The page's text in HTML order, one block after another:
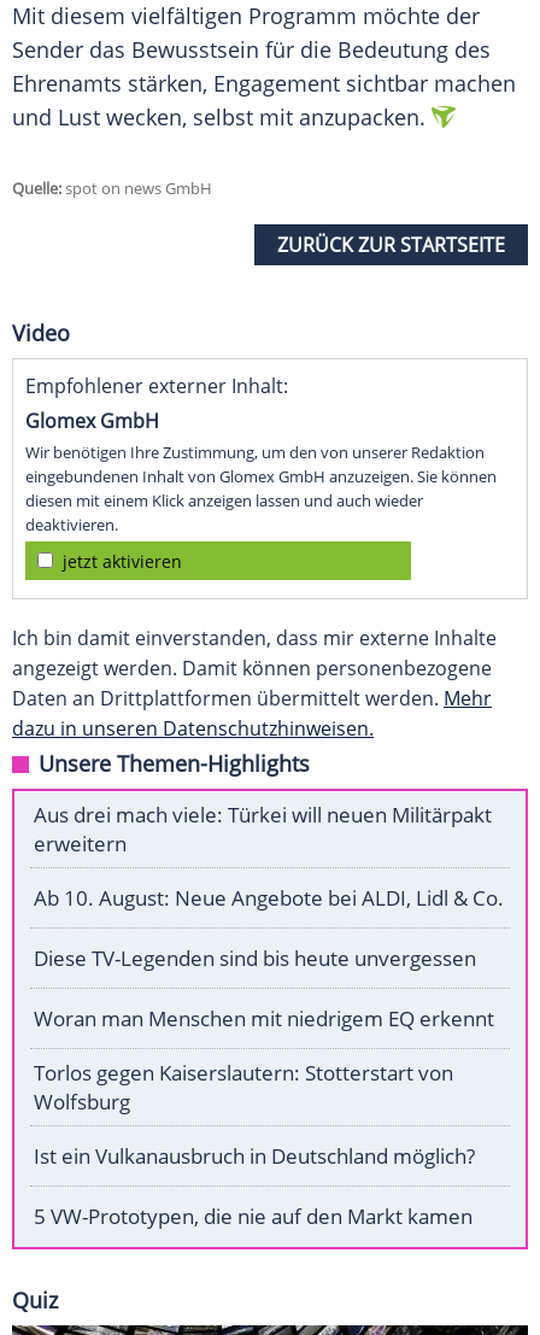
Mit diesem vielfältigen Programm möchte der
Sender das Bewusstsein für die Bedeutung des
Ehrenamts stärken, Engagement sichtbar machen
und Lust wecken, selbst mit anzupacken.
Quelle:spot on news GmbH
ZURÜCK ZUR STARTSEITE
Video
Empfohlener externer Inhalt:
Glomex GmbH
Wir benötigen Ihre Zustimmung, um den von unserer Redaktion
eingebundenen Inhalt von Glomex GmbH anzuzeigen. Sie können
diesen mit einem Klick anzeigen lassen und auch wieder
deaktivieren.
jetzt aktivieren
Ich bin damit einverstanden, dass mir externe Inhalte
angezeigt werden. Damit können personenbezogene
Daten an Drittplattformen übermittelt werden. Mehr
dazu in unseren Datenschutzhinweisen.
Unsere Themen-Highlights
Aus drei mach viele: Türkei will neuen Militärpakt
erweitern
Ab 10. August: Neue Angebote bei ALDI, Lidl & Co.
Diese TV-Legenden sind bis heute unvergessen
Woran man Menschen mit niedrigem EQ erkennt
Torlos gegen Kaiserslautern: Stotterstart von
Wolfsburg
Ist ein Vulkanausbruch in Deutschland möglich?
5 VW-Prototypen, die nie auf den Markt kamen
Quiz